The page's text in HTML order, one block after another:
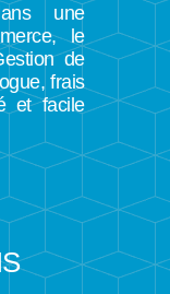
une
le
de
frais
et facile